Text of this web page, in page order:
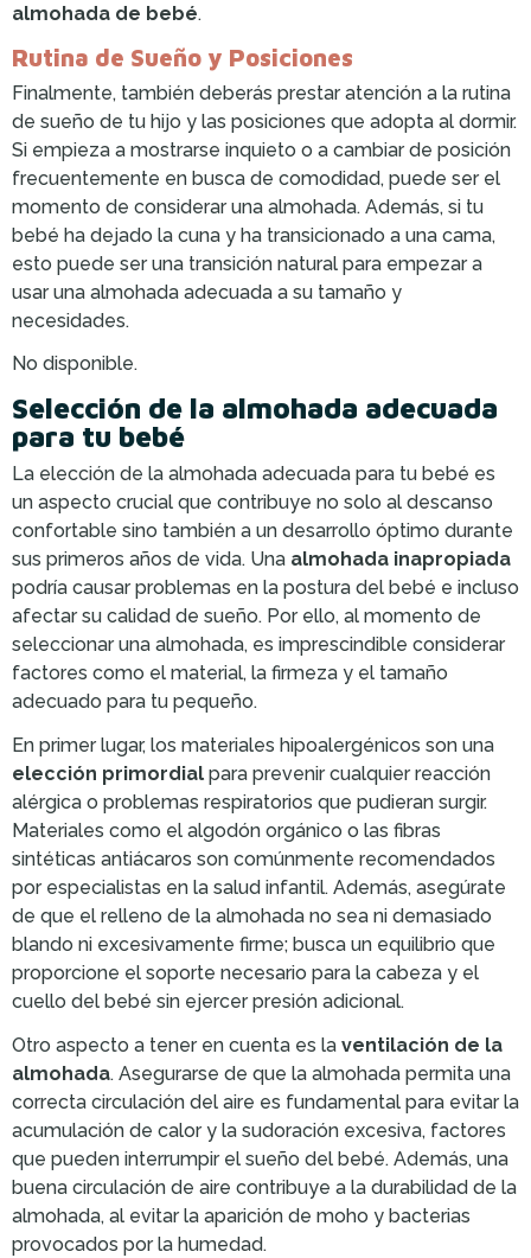
almohada de bebé.
Rutina de Sueño y Posiciones
Finalmente, también deberás prestar atención a la rutina
de sueño de tu hijo y las posiciones que adopta al dormir.
Si empieza a mostrarse inquieto o a cambiar de posición
frecuentemente en busca de comodidad, puede ser el
momento de considerar una almohada. Además, si tu
bebé ha dejado la cuna y ha transicionado a una cama,
esto puede ser una transición natural para empezar a
usar una almohada adecuada a su tamaño y
necesidades.
No disponible.
Selección de la almohada adecuada
para tu bebé
La elección de la almohada adecuada para tu bebé es
un aspecto crucial que contribuye no solo al descanso
confortable sino también a un desarrollo óptimo durante
sus primeros años de vida. Una almohada inapropiada
podría causar problemas en la postura del bebé e incluso
afectar su calidad de sueño. Por ello, al momento de
seleccionar una almohada, es imprescindible considerar
factores como el material, la firmeza y el tamaño
adecuado para tu pequeño.
En primer lugar, los materiales hipoalergénicos son una
elección primordial para prevenir cualquier reacción
alérgica o problemas respiratorios que pudieran surgir.
Materiales como el algodón orgánico o las fibras
sintéticas antiácaros son comúnmente recomendados
por especialistas en la salud infantil. Además, asegúrate
de que el relleno de la almohada no sea ni demasiado
blando ni excesivamente firme; busca un equilibrio que
proporcione el soporte necesario para la cabeza y el
cuello del bebé sin ejercer presión adicional.
Otro aspecto a tener en cuenta es la ventilación de la
almohada. Asegurarse de que la almohada permita una
correcta circulación del aire es fundamental para evitar la
acumulación de calor y la sudoración excesiva, factores
que pueden interrumpir el sueño del bebé. Además, una
buena circulación de aire contribuye a la durabilidad de la
almohada, al evitar la aparición de moho y bacterias
provocados por la humedad.